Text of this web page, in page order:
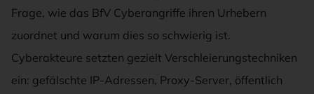
Frage, wie das BfV Cyberangriffe ihren Urhebern
zuordnet und warum dies so schwierig ist.
Cyberakteure setzten gezielt Verschleierungstechniken
ein: gefälschte IP-Adressen, Proxy-Server, öffentlich